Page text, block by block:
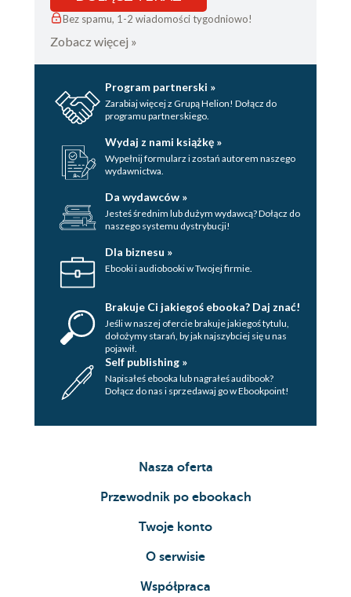
Bez spamu, 1-2 wiadomości tygodniowo!
Zobacz więcej »
Program partnerski »
Zarabiaj więcej z Grupą Helion! Dołącz do
programu partnerskiego.
Wydaj z nami książkę »
Wypełnij formularz i zostań autorem naszego
wydawnictwa.
Da wydawców »
Jesteś średnim lub dużym wydawcą? Dołącz do
naszego systemu dystrybucji!
Dla biznesu »
Ebooki i audiobooki w Twojej firmie.
Brakuje Ci jakiegoś ebooka? Daj znać!
Jeśli w naszej ofercie brakuje jakiegoś tytulu,
dołożymy starań, by jak najszybciej się u nas
pojawił.
Self publishing »
Napisałeś ebooka lub nagrałeś audibook?
Dołącz do nas i sprzedawaj go w Ebookpoint!
Nasza oferta
Przewodnik po ebookach
Twoje konto
O serwisie
Współpraca